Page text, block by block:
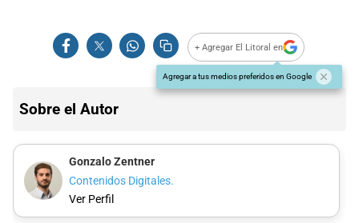
+ Agregar El Litoral en
Agregar a tus medios preferidos en Google
Sobre el Autor
Gonzalo Zentner
Contenidos Digitales.
Ver Perfil